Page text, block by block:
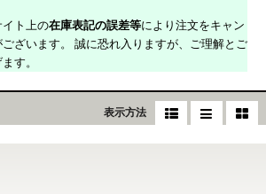
ト上の在庫表記の誤差等により注文をキャン
ざいます。 誠に恐れ入りますが、ご理解とご
す。
表示方法